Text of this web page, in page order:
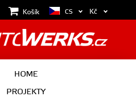
Košík
HOME
PROJEKTY
CS Kč
PODVOZEK